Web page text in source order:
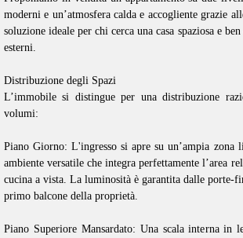
moderni e un’atmosfera calda e accogliente grazie
soluzione ideale per chi cerca una casa spaziosa e
esterni.
Distribuzione degli Spazi
L’immobile si distingue per una distribuzione
volumi:
Piano Giorno: L'ingresso si apre su un’ampia zona
ambiente versatile che integra perfettamente l’area
cucina a vista. La luminosità è garantita dalle porte-
primo balcone della proprietà.
Piano Superiore Mansardato: Una scala interna in